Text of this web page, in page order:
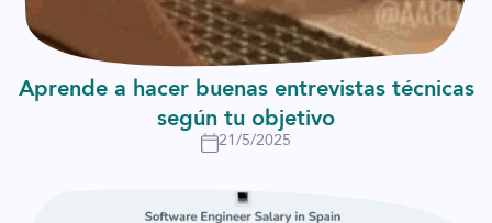
Aprende a hacer buenas entrevistas técnicas
según tu objetivo
21/5/2025